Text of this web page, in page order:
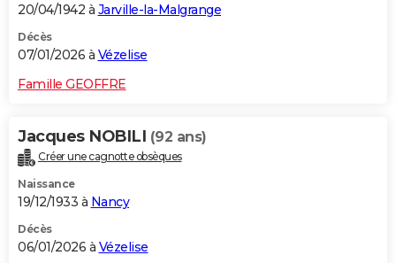
20/04/1942 à Jarville-la-Malgrange
Décès
07/01/2026 à Vézelise
Famille GEOFFRE
Jacques NOBILI (92 ans)
Créer une cagnotte obsèques
Naissance
19/12/1933 à Nancy
Décès
06/01/2026 à Vézelise